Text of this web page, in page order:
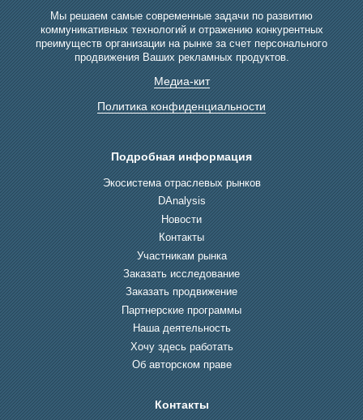
Мы решаем самые современные задачи по развитию
коммуникативных технологий и отражению конкурентных
преимуществ организации на рынке за счет персонального
продвижения Ваших рекламных продуктов.
Медиа-кит
Политика конфиденциальности
Подробная информация
Экосистема отраслевых рынков
DAnalysis
Новости
Контакты
Участникам рынка
Заказать исследование
Заказать продвижение
Партнерские программы
Наша деятельность
Хочу здесь работать
Об авторском праве
Контакты